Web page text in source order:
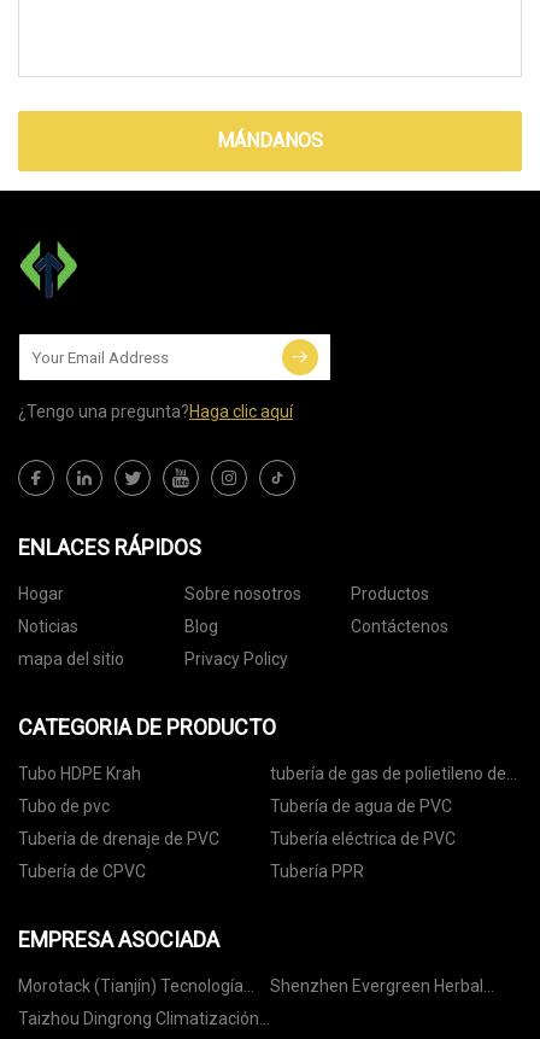
MÁNDANOS
¿Tengo una pregunta?Haga clic aquí
ENLACES RÁPIDOS
Hogar Sobre nosotros
Productos
Noticias
Blog
Contáctenos
mapa del sitio
Privacy Policy
CATEGORIA DE PRODUCTO
Tubo HDPE Krah
tubería de gas de polietileno de
alta densidad
Tubo de pvc
Tubería de agua de PVC
Tubería de drenaje de PVC
Tubería eléctrica de PVC
Tubería de CPVC
Tubería PPR
EMPRESA ASOCIADA
Morotack (Tianjín) Tecnología
Co., Ltd
Shenzhen Evergreen Herbal
Taizhou Dingrong Climatización